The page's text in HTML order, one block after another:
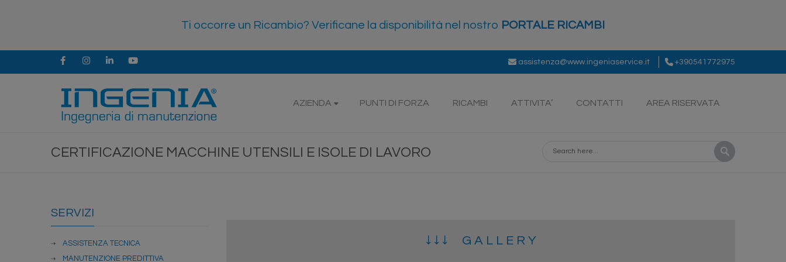
Ti occorre un Ricambio? Verificane la disponibilità nel nostro PORTALE RICAMBI
assistenza@www.ingeniaservice.it +390541772975
AZIENDA PUNTI DI FORZA RICAMBI ATTIVITA’ CONTATTI AREA RISERVATA
CERTIFICAZIONE MACCHINE UTENSILI E ISOLE DI LAVORO
SERVIZI
ASSISTENZA TECNICA
MANUTENZIONE PREDITTIVA
↓ ↓ ↓ G A L L E R Y